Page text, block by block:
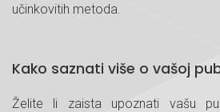
učinkovitih metoda.
Kako saznati više o vašoj
Želite li zaista upoznati vašu